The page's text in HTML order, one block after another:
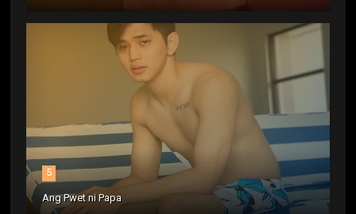
5
Ang Pwet ni Papa